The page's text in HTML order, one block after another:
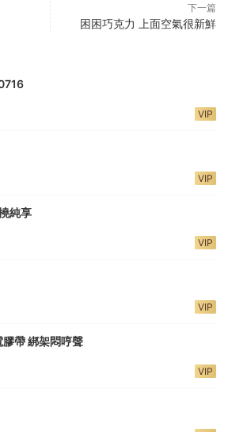
下一篇
困困巧克力 上面空氣很新鮮
VIP
VIP
純享
VIP
VIP
帶 綁架悶哼聲
VIP